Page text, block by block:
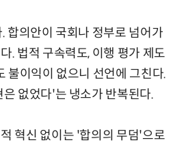
합의안이 국회나 정부로 넘어가
. 법적 구속력도, 이행 평가 제도
불이익이 없으니 선언에 그친다.
없었다'는 냉소가 반복된다.
혁신 없이는 '합의의 무덤'으로